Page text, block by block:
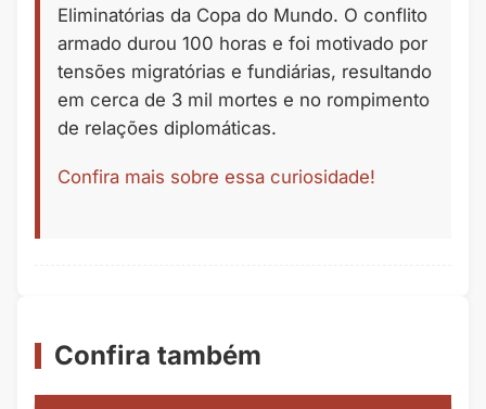
Eliminatórias da Copa do Mundo. O conflito
armado durou 100 horas e foi motivado por
tensões migratórias e fundiárias, resultando
em cerca de 3 mil mortes e no rompimento
de relações diplomáticas.
Confira mais sobre essa curiosidade!
Confira também